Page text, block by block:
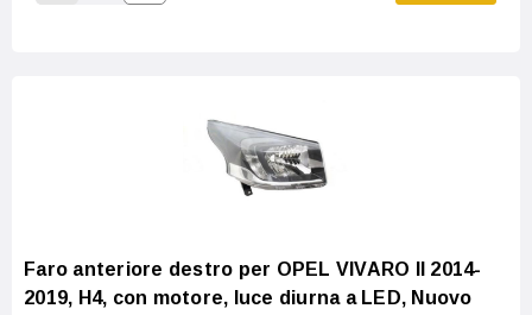
Decrease Quantity:
Increase Quantity:
Faro anteriore destro per OPEL VIVARO II 2014-
2019, H4, con motore, luce diurna a LED, Nuovo